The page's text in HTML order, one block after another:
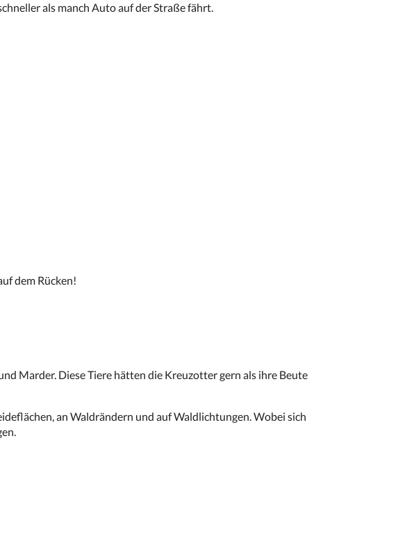
als manch Auto auf der Straße fährt.
dem Rücken!
Marder. Diese Tiere hätten die Kreuzotter gern als ihre Beute
an Waldrändern und auf Waldlichtungen. Wobei sich